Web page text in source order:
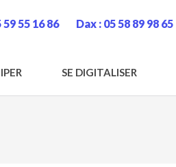
59 55 16 86 Dax : 05 58 89 98 65
SE DIGITALISER